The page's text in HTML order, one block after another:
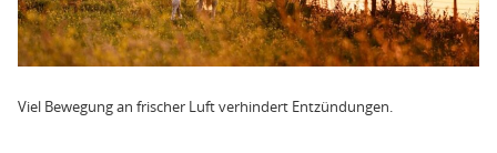
Viel Bewegung an frischer Luft verhindert Entzündungen.